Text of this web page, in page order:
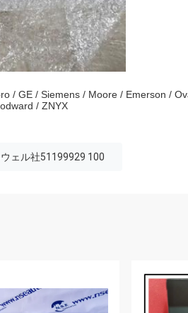
/ GE / Siemens / Moore / Emerson /
/ ZNYX
ェル社51199929 100